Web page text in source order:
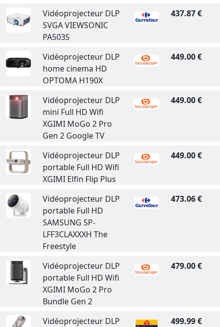
Vidéoprojecteur DLP
SVGA VIEWSONIC
PA503S
437.87 €
Vidéoprojecteur DLP
home cinema HD
OPTOMA H190X
449.00 €
Vidéoprojecteur DLP
mini Full HD Wifi
XGIMI MoGo 2 Pro
Gen 2 Google TV
449.00 €
Vidéoprojecteur DLP
portable Full HD Wifi
XGIMI Elfin Flip Plus
449.00 €
Vidéoprojecteur DLP
portable Full HD
SAMSUNG SP-
LFF3CLAXXXH The
Freestyle
473.06 €
Vidéoprojecteur DLP
portable Full HD Wifi
XGIMI MoGo 2 Pro
Bundle Gen 2
479.00 €
Vidéoprojecteur DLP
499.99 €